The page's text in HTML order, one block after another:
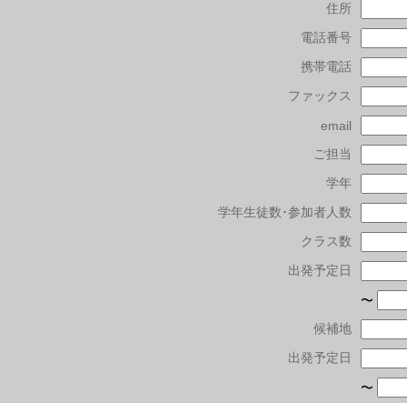
住所
電話番号
携帯電話
ファックス
email
ご担当
学年
学年生徒数･参加者人数
クラス数
出発予定日
〜
候補地
出発予定日
〜